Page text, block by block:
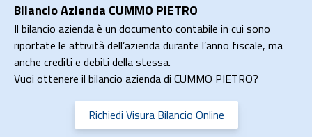
Bilancio Azienda CUMMO PIETRO
Il bilancio azienda è un documento contabile in cui sono
riportate le attività dell’azienda durante l’anno fiscale, ma
anche crediti e debiti della stessa.
Vuoi ottenere il bilancio azienda di CUMMO PIETRO?
Richiedi Visura Bilancio Online